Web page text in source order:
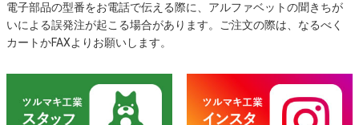
電子部品の型番をお電話で伝える際に、アルファベットの聞きちが
いによる誤発注が起こる場合があります。ご注文の際は、なるべく
カートかFAXよりお願いします。